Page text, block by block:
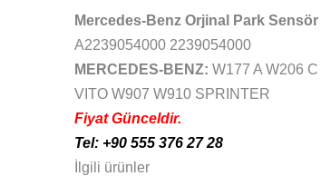
Mercedes-Benz Orjinal Park Sensör
A2239054000 2239054000
MERCEDES-BENZ: W177 A W206
VITO W907 W910 SPRINTER
Fiyat Günceldir.
Tel: +90 555 376 27 28
İlgili ürünler